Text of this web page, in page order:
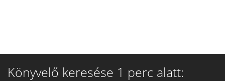
Könyvelő keresése 1 perc alatt: